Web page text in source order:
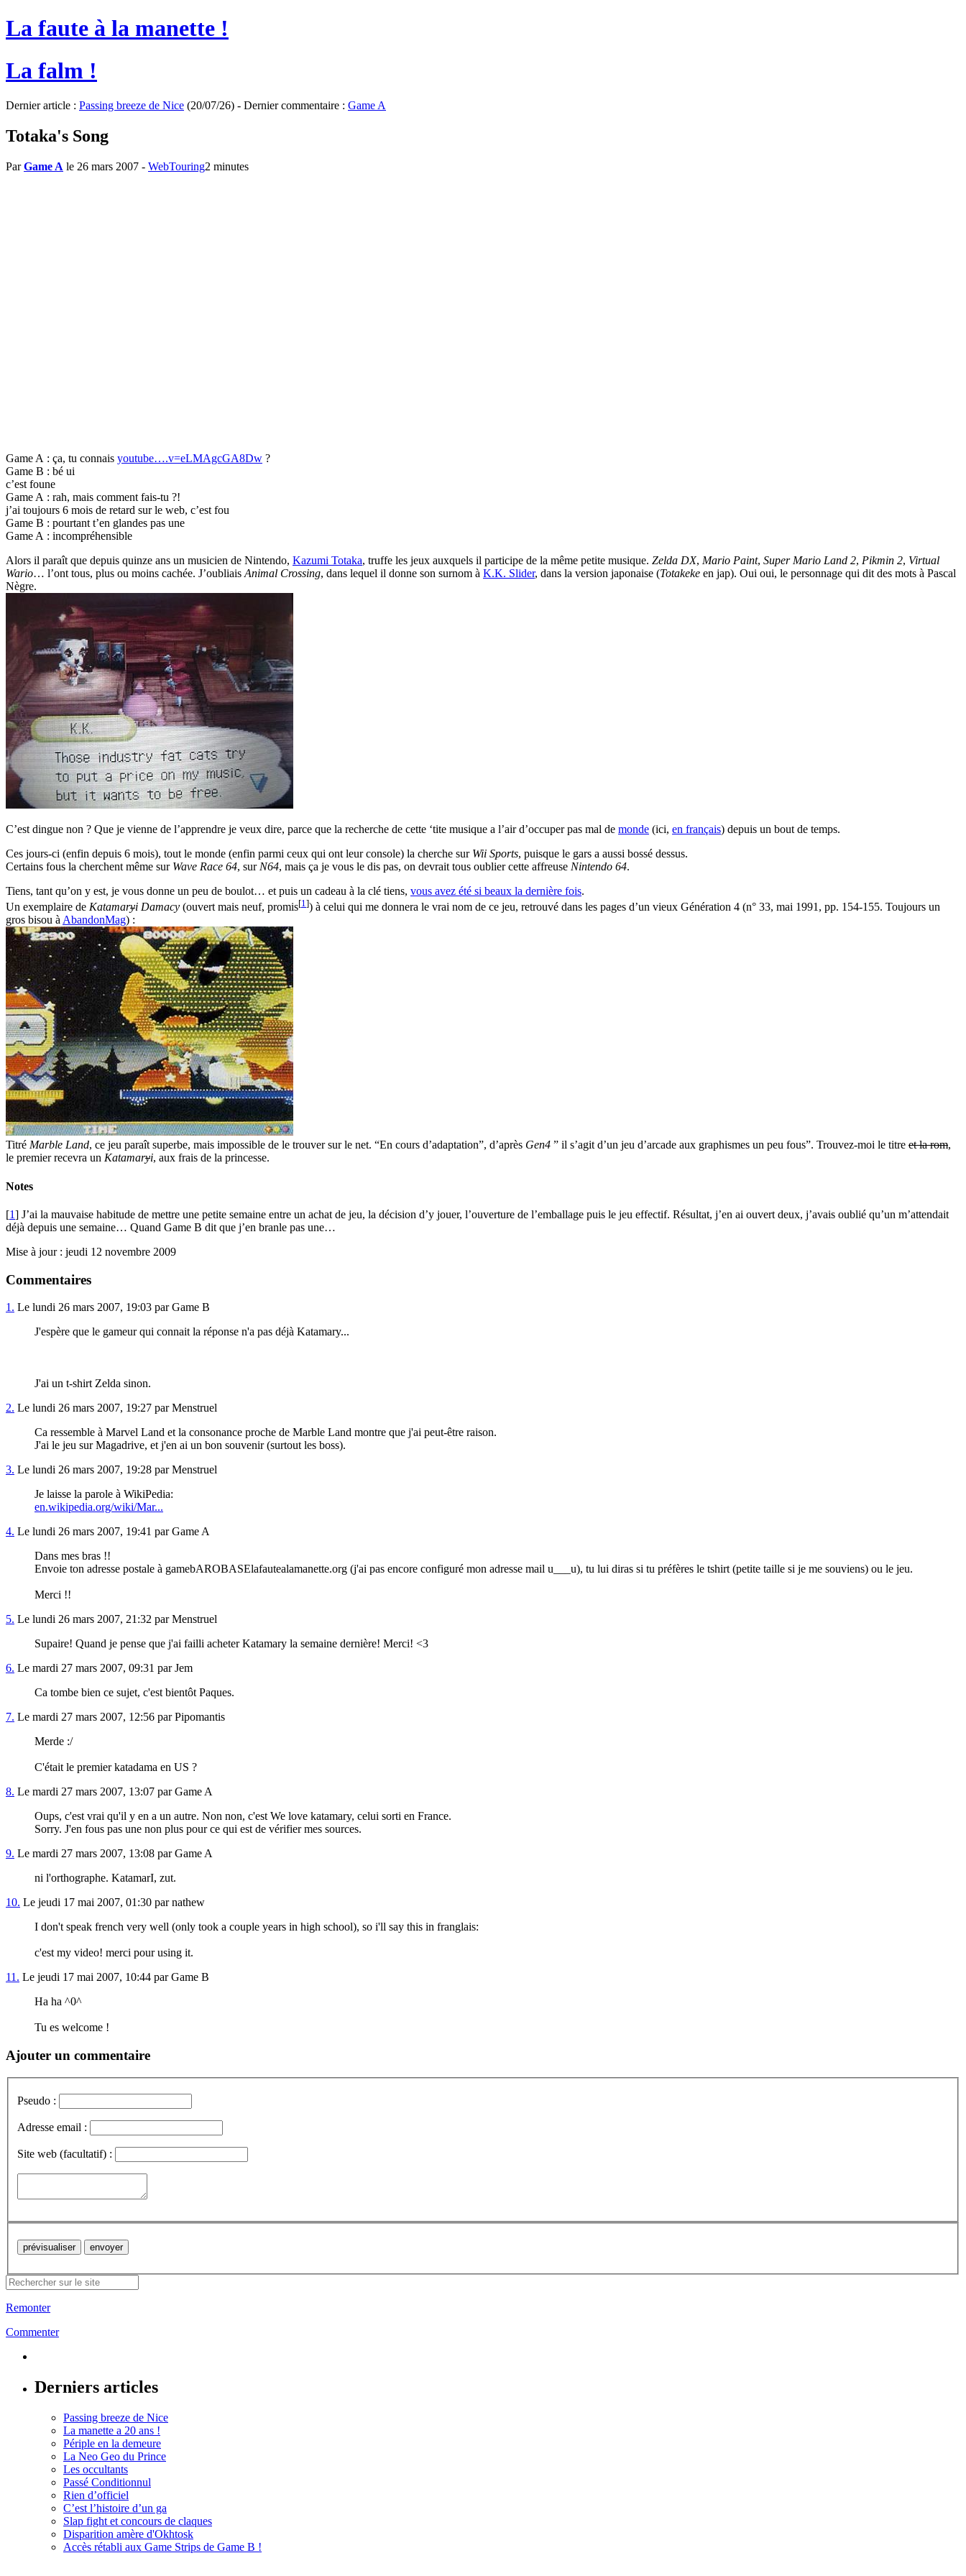
La faute à la manette !
La falm !
Dernier article : Passing breeze de Nice (20/07/26) - Dernier commentaire : Game A
Totaka's Song
ParGame A le 26 mars 2007 - WebTouring2 minutes
Game A : ça, tu connais youtube….v=eLMAgcGA8Dw ?
Game B : bé ui
c’est foune
Game A : rah, mais comment fais-tu ?!
j’ai toujours 6 mois de retard sur le web, c’est fou
Game B : pourtant t’en glandes pas une
Game A : incompréhensible
Alors il paraît que depuis quinze ans un musicien de Nintendo, Kazumi Totaka, truffe les jeux auxquels il participe de la même petite musique. Zelda DX, Mario Paint, Super Mario Land 2, Pikmin 2, Virtual
Wario… l’ont tous, plus ou moins cachée. J’oubliais Animal Crossing, dans lequel il donne son surnom à K.K. Slider, dans la version japonaise (Totakeke en jap). Oui oui, le personnage qui dit des mots à Pascal
Nègre.
C’est dingue non ? Que je vienne de l’apprendre je veux dire, parce que la recherche de cette ‘tite musique a l’air d’occuper pas mal de monde (ici, en français) depuis un bout de temps.
Ces jours-ci (enfin depuis 6 mois), tout le monde (enfin parmi ceux qui ont leur console) la cherche sur Wii Sports, puisque le gars a aussi bossé dessus.
Certains fous la cherchent même sur Wave Race 64, sur N64, mais ça je vous le dis pas, on devrait tous oublier cette affreuse Nintendo 64.
Tiens, tant qu’on y est, je vous donne un peu de boulot… et puis un cadeau à la clé tiens, vous avez été si beaux la dernière fois.
Un exemplaire de Katamaryi Damacy (ouvert mais neuf, promis[1]) à celui qui me donnera le vrai nom de ce jeu, retrouvé dans les pages d’un vieux Génération 4 (n° 33, mai 1991, pp. 154-155. Toujours un
gros bisou àAbandonMag) :
Titré Marble Land, ce jeu paraît superbe, mais impossible de le trouver sur le net. “En cours d’adaptation”, d’après Gen4 ” il s’agit d’un jeu d’arcade aux graphismes un peu fous”. Trouvez-moi le titre et la rom,
le premier recevra un Katamaryi, aux frais de la princesse.
Notes
[1] J’ai la mauvaise habitude de mettre une petite semaine entre un achat de jeu, la décision d’y jouer, l’ouverture de l’emballage puis le jeu effectif. Résultat, j’en ai ouvert deux, j’avais oublié qu’un m’attendait
déjà depuis une semaine… Quand Game B dit que j’en branle pas une…
Mise à jour : jeudi 12 novembre 2009
Commentaires
1. Le lundi 26 mars 2007, 19:03 par Game B
J'espère que le gameur qui connait la réponse n'a pas déjà Katamary...
J'ai un t-shirt Zelda sinon.
2. Le lundi 26 mars 2007, 19:27 par Menstruel
Ca ressemble à Marvel Land et la consonance proche de Marble Land montre que j'ai peut-être raison.
J'ai le jeu sur Magadrive, et j'en ai un bon souvenir (surtout les boss).
3. Le lundi 26 mars 2007, 19:28 par Menstruel
Je laisse la parole à WikiPedia:
en.wikipedia.org/wiki/Mar...
4. Le lundi 26 mars 2007, 19:41 par Game A
Dans mes bras !!
Envoie ton adresse postale à gamebAROBASElafautealamanette.org (j'ai pas encore configuré mon adresse mail u___u), tu lui diras si tu préfères le tshirt (petite taille si je me souviens) ou le jeu.
Merci !!
5. Le lundi 26 mars 2007, 21:32 par Menstruel
Supaire! Quand je pense que j'ai failli acheter Katamary la semaine dernière! Merci! <3
6. Le mardi 27 mars 2007, 09:31 par Jem
Ca tombe bien ce sujet, c'est bientôt Paques.
7. Le mardi 27 mars 2007, 12:56 par Pipomantis
Merde :/
C'était le premier katadama en US ?
8. Le mardi 27 mars 2007, 13:07 par Game A
Oups, c'est vrai qu'il y en a un autre. Non non, c'est We love katamary, celui sorti en France.
Sorry. J'en fous pas une non plus pour ce qui est de vérifier mes sources.
9. Le mardi 27 mars 2007, 13:08 par Game A
ni l'orthographe. KatamarI, zut.
10. Le jeudi 17 mai 2007, 01:30 par nathew
I don't speak french very well (only took a couple years in high school), so i'll say this in franglais:
c'est my video! merci pour using it.
11. Le jeudi 17 mai 2007, 10:44 par Game B
Ha ha ^0^
Tu es welcome !
Ajouter un commentaire
Pseudo :
Adresse email :
Site web (facultatif) :
Remonter
Commenter
Derniers articles
Passing breeze de Nice
La manette a 20 ans !
Périple en la demeure
La Neo Geo du Prince
Les occultants
Passé Conditionnul
Rien d’officiel
C’est l’histoire d’un ga
Slap fight et concours de claques
Disparition amère d'Okhtosk
Accès rétabli aux Game Strips de Game B !